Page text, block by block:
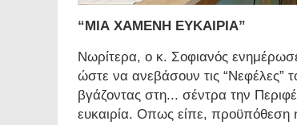
“ΜΙΑ ΧΑΜΕΝΗ ΕΥΚΑΙΡΙΑ”
Νωρίτερα, ο κ. Σοφιανός
ώστε να ανεβάσουν τις “Νεφέλες”
βγάζοντας στη... σέντρα την
ευκαιρία. Οπως είπε,